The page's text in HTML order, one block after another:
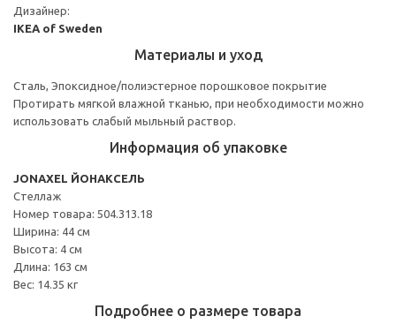
Дизайнер:
IKEA of Sweden
Материалы и уход
Сталь, Эпоксидное/полиэстерное порошковое покрытие
Протирать мягкой влажной тканью, при необходимости можно
использовать слабый мыльный раствор.
Информация об упаковке
JONAXEL ЙОНАКСЕЛЬ
Стеллаж
Номер товара: 504.313.18
Ширина: 44 см
Высота: 4 см
Длина: 163 см
Вес: 14.35 кг
Подробнее о размере товара